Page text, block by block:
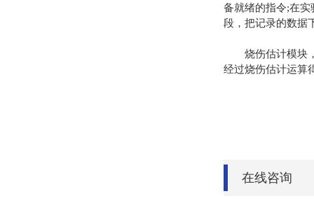
备就绪的指令;在
段，把记录的数据
烧伤估计模块，
经过烧伤估计运算
在线咨询